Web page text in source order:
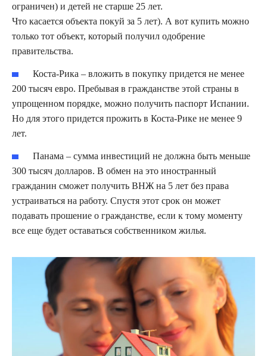
ограничен) и детей не старше 25 лет.
Что касается объекта покуй за 5 лет). А вот купить можно
только тот объект, который получил одобрение
правительства.
Коста-Рика – вложить в покупку придется не менее
200 тысяч евро. Пребывая в гражданстве этой страны в
упрощенном порядке, можно получить паспорт Испании.
Но для этого придется прожить в Коста-Рике не менее 9
лет.
Панама – сумма инвестиций не должна быть меньше
300 тысяч долларов. В обмен на это иностранный
гражданин сможет получить ВНЖ на 5 лет без права
устраиваться на работу. Спустя этот срок он может
подавать прошение о гражданстве, если к тому моменту
все еще будет оставаться собственником жилья.